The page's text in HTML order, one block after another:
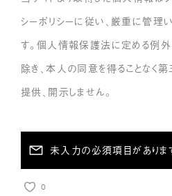
シーポリシーに従い、厳重に管理
す。個人情報保護法に定める例
除き、本人の同意を得ることなく
提供、開示しません。
未入力の必須項目がありま
0